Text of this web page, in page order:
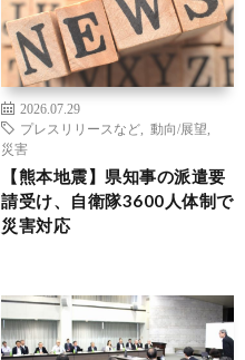
2026.07.29
プレスリリースなど
動向/展望
災害
【熊本地震】県知事の派遣要
請受け、自衛隊3600人体制で
災害対応